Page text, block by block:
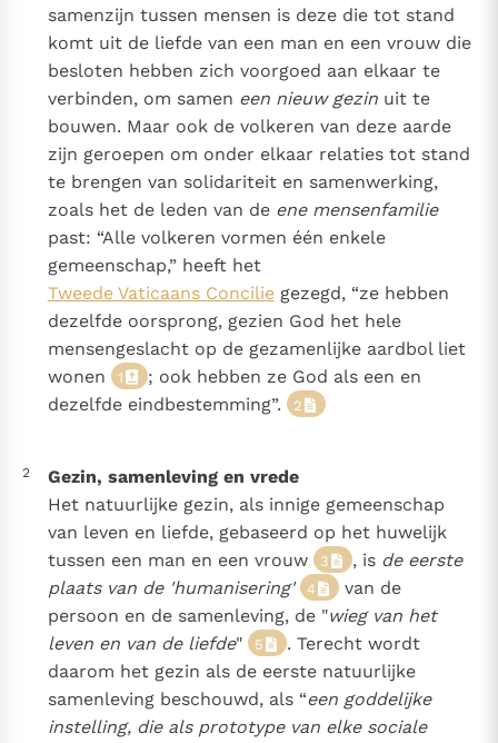
dwang
De mystiek. De mystieke verschijnselen en de
heiligheid
Berichten
Het Vaticaan publiceert een nieuwe Latijnse uitgave
van het Romeins martyrologium
Vaticaanse financiële waakhond verliest autonomie
Paus spreekt het Wereldvoedselprogramma toe
Paus Leo XIV in Pavia: "De stad is zowel een gave als
een taak"
Paus in Pavia: St. Augustinus toont ons de noodzaak om
"naar het innerlijk" toe te keren.
RK Documenten stelt heel veel belangrijke
kerkelijke documenten van de Rooms
Katholieke Kerk in het Nederlands beschikbaar
en is volledig afhankelijk van donaties.
samenzijn tussen mensen is deze die tot stand
komt uit de liefde van een man en een vrouw die
besloten hebben zich voorgoed aan elkaar te
verbinden, om samen een nieuw gezinuit te
bouwen. Maar ook de volkeren van deze aarde
zijn geroepen om onder elkaar relaties tot stand
te brengen van solidariteit en samenwerking,
zoals het de leden van de ene mensenfamilie
past: “Alle volkeren vormen één enkele
gemeenschap,” heeft het
Tweede Vaticaans Conciliegezegd, “ze hebben
dezelfde oorsprong, gezien God het hele
mensengeslacht op de gezamenlijke aardbol liet
wonen
1
; ook hebben ze God als een en
dezelfde eindbestemming”.
2
2
Gezin, samenleving en vrede
Het natuurlijke gezin, als innige gemeenschap
van leven en liefde, gebaseerd op het huwelijk
tussen een man en een vrouw
3 , is de eerste
plaats van de 'humanisering'
4
van de
persoon en de samenleving, de "wieg van het
leven en van de liefde" 5
. Terecht wordt
daarom het gezin als de eerste natuurlijke
samenleving beschouwd, als “een goddelijke
instelling, die als prototype van elke sociale